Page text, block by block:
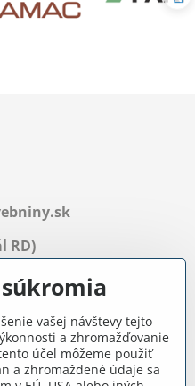
RD)
- 15:30
vašej návštevy tejto
a zhromažďovanie
účel môžeme použiť
a zhromaždené údaje sa